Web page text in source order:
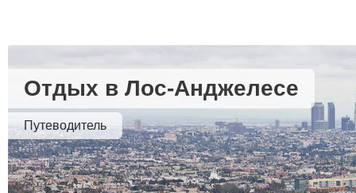
Отдых в Лос-Анджелесе
Путеводитель